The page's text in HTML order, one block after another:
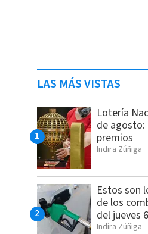
LAS MÁS VISTAS
Lotería
de
premios
Indira Zúñiga
Estos son
de los
del jueves
Indira Zúñiga